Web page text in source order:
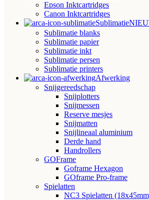
Epson Inktcartridges
Canon Inktcartridges
Sublimatie
Sublimatie blanks
Sublimatie papier
Sublimatie inkt
Sublimatie persen
Sublimatie printers
Afwerking
Snijgereedschap
Snijplotters
Snijmessen
Reserve mesjes
Snijmatten
Snijlineaal aluminium
Derde hand
Handrollers
GOFrame
Goframe Hexagon
GOframe Pro-frame
Spielatten
NC3 Spielatten